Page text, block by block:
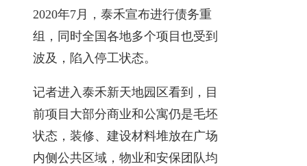
2020年7月，泰禾宣布进行债务重
组，同时全国各地多个项目也受到
波及，陷入停工状态。
记者进入泰禾新天地园区看到，目
前项目大部分商业和公寓仍是毛坯
状态，装修、建设材料堆放在广场
内侧公共区域，物业和安保团队均